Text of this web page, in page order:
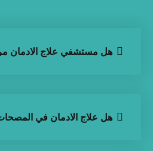
هل مستشفي علاج الادمان
هل علاج الادمان في